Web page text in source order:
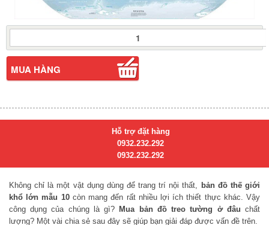
Bản
Thế
Giới
Khổ
MUA HÀNG
Hỗ trợ đặt hàng
0932.232.292
0932.232.292
Không chỉ là một vật dụng dùng để trang trí nội thất, bản đồ thế giới
khổ lớn mẫu 10 còn mang đến rất nhiều lợi ích thiết thực khác. Vậy
công dụng của chúng là gì? Mua bản đồ treo tường ở đâu chất
lượng? Một vài chia sẻ sau đây sẽ giúp bạn giải đáp được vấn đề trên.